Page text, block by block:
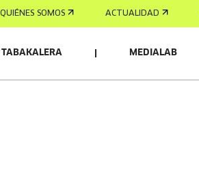
QUIÉNES SOMOS ACTUALIDAD
TABAKALERA MEDIALAB